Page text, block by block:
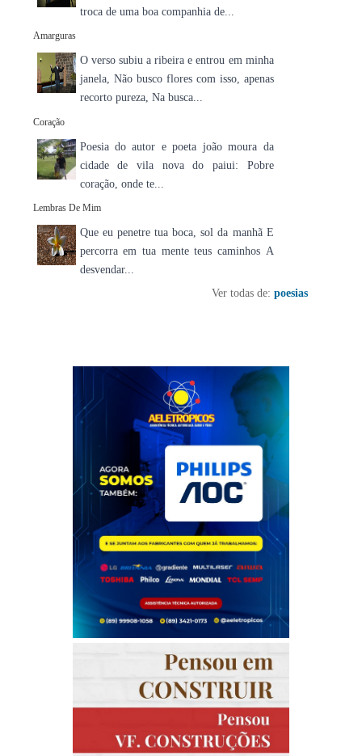
troca de uma boa companhia de...
Amarguras
O verso subiu a ribeira e entrou em minha
janela, Não busco flores com isso, apenas
recorto pureza, Na busca...
Coração
Poesia do autor e poeta joão moura da
cidade de vila nova do paiui: Pobre
coração, onde te...
Lembras De Mim
Que eu penetre tua boca, sol da manhã E
percorra em tua mente teus caminhos A
desvendar...
Ver todas de: poesias